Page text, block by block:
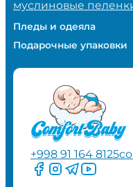
муслиновые
Пледы и одеяла
Подарочные упаковки
+998 91 164 8125
Следите за нами
Следите за
Следите за
Следите